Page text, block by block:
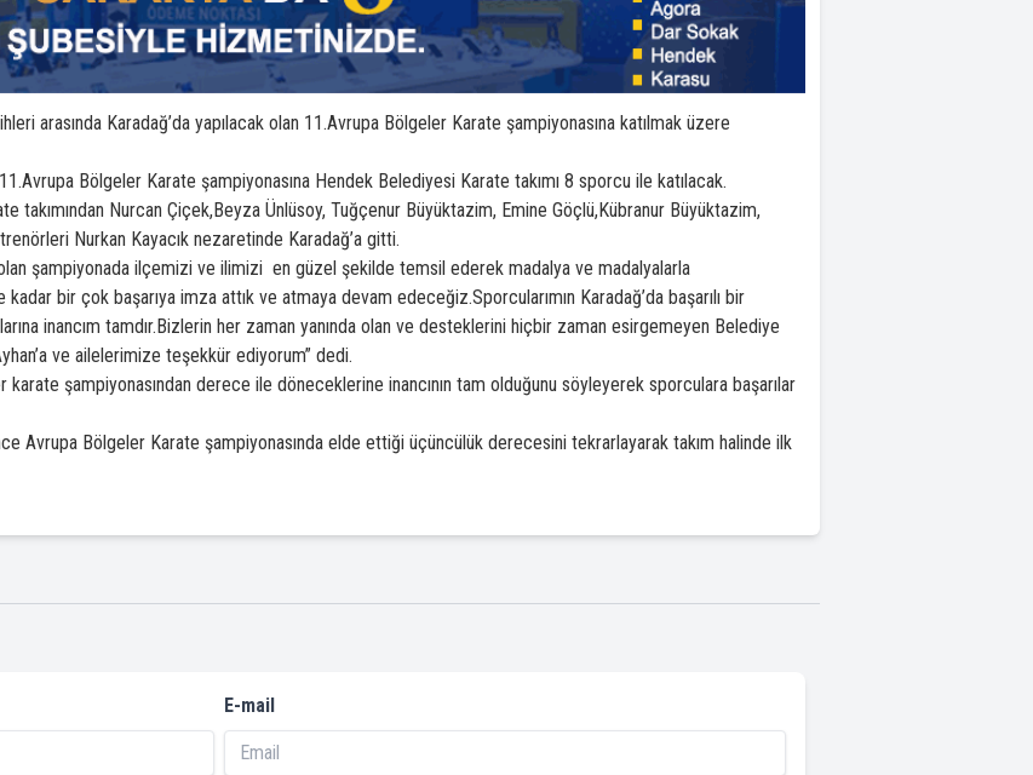
arasında Karadağ’da yapılacak olan 11.Avrupa Bölgeler Karate şampiyonasına katılmak üzere
Bölgeler Karate şampiyonasına Hendek Belediyesi Karate takımı 8 sporcu ile katılacak.
takımından Nurcan Çiçek,Beyza Ünlüsoy, Tuğçenur Büyüktazim, Emine Göçlü,Kübranur Büyüktazim,
Nurkan Kayacık nezaretinde Karadağ’a gitti.
olan şampiyonada ilçemizi ve ilimizi en güzel şekilde temsil ederek madalya ve madalyalarla
bir çok başarıya imza attık ve atmaya devam edeceğiz.Sporcularımın Karadağ’da başarılı bir
inancım tamdır.Bizlerin her zaman yanında olan ve desteklerini hiçbir zaman esirgemeyen Belediye
ve ailelerimize teşekkür ediyorum” dedi.
şampiyonasından derece ile döneceklerine inancının tam olduğunu söyleyerek sporculara başarılar
Avrupa Bölgeler Karate şampiyonasında elde ettiği üçüncülük derecesini tekrarlayarak takım halinde ilk
E-mail